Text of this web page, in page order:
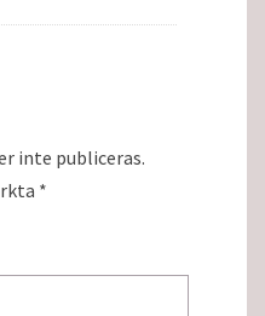
inte publiceras.
*